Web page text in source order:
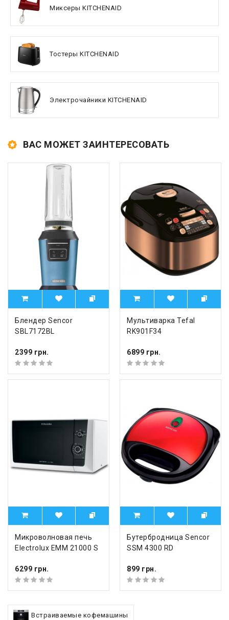
Миксеры KITCHENAID
Тостеры KITCHENAID
Электрочайники KITCHENAID
ВАС МОЖЕТ ЗАИНТЕРЕСОВАТЬ
Блендер Sencor
SBL7172BL
2399 грн.
Мультиварка Tefal
RK901F34
6899 грн.
Микроволновая печь
Electrolux EMM 21000 S
6299 грн.
Бутербродница Sencor
SSM 4300 RD
899 грн.
Встраиваемые кофемашины